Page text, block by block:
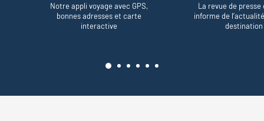
Notre appli voyage avec GPS,
bonnes adresses et carte
interactive
La revue de presse
informe de
destination